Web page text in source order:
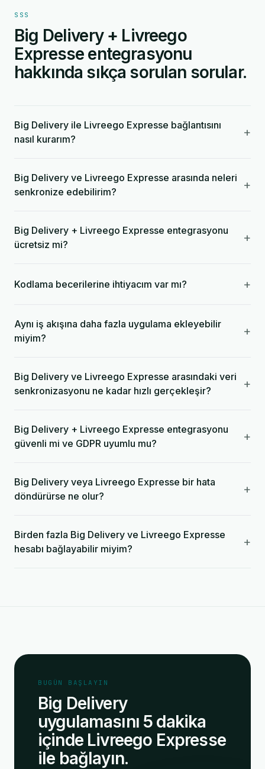
SSS
Big Delivery + Livreego
Expresse entegrasyonu
hakkında sıkça sorulan sorular.
Big Delivery ile Livreego Expresse bağlantısını
nasıl kurarım?
+
Big Delivery ve Livreego Expresse arasında neleri
senkronize edebilirim?
+
Big Delivery + Livreego Expresse entegrasyonu
ücretsiz mi?
+
Kodlama becerilerine ihtiyacım var mı? +
Aynı iş akışına daha fazla uygulama ekleyebilir
miyim?
+
Big Delivery ve Livreego Expresse arasındaki veri
senkronizasyonu ne kadar hızlı gerçekleşir?
+
Big Delivery + Livreego Expresse entegrasyonu
güvenli mi ve GDPR uyumlu mu?
+
Big Delivery veya Livreego Expresse bir hata
döndürürse ne olur?
+
Birden fazla Big Delivery ve Livreego Expresse
hesabı bağlayabilir miyim?
+
BUGÜN BAŞLAYIN
Big Delivery
uygulamasını 5 dakika
içinde Livreego Expresse
ile bağlayın.